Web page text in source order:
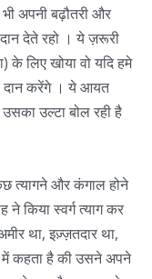
अपनी बढ़ौतरी और
देते रहो । ये ज़रूरी
के लिए खोया वो यदि हमे
दान करेंगे । ये आयत
उल्टा बोल रही है
त्यागने और कंगाल होने
ने किया स्वर्ग त्याग कर
था, इज़्ज़तदार था,
में कहता है की उसने अपने